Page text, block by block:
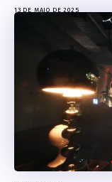
13 DE MAIO DE 2025